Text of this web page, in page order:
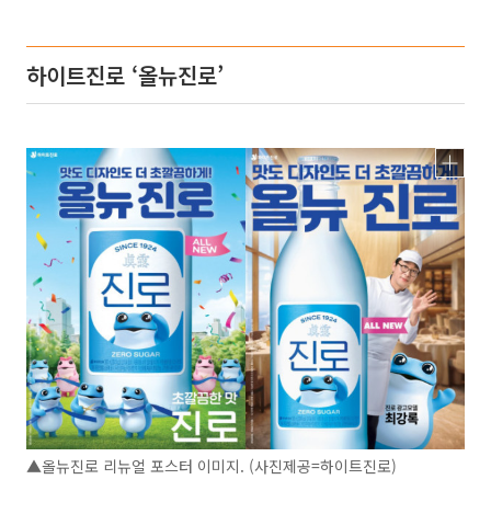
하이트진로 ‘올뉴진로’
▲올뉴진로 리뉴얼 포스터 이미지. (사진제공=하이트진로)